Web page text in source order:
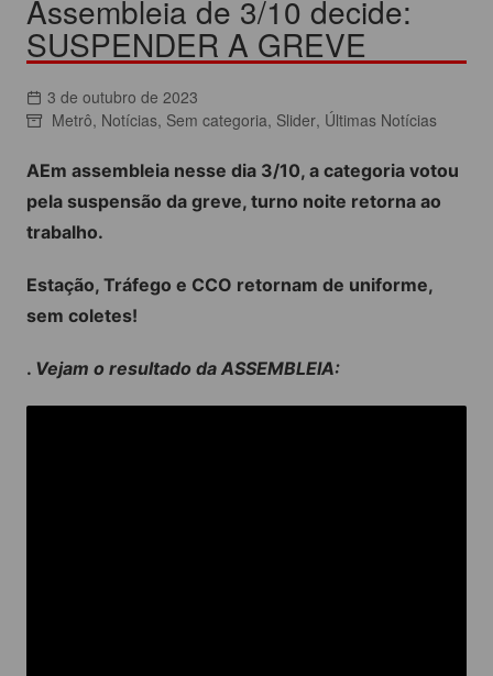
Assembleia de 3/10 decide:
SUSPENDER A GREVE
3 de outubro de 2023
Metrô, Notícias, Sem categoria, Slider, Últimas Notícias
AEm assembleia nesse dia 3/10, a categoria votou
pela suspensão da greve, turno noite retorna ao
trabalho.
Estação, Tráfego e CCO retornam de uniforme,
sem coletes!
. Vejam o resultado da ASSEMBLEIA: